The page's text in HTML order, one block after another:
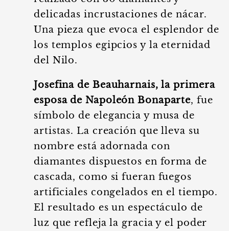
delicadas incrustaciones de nácar.
Una pieza que evoca el esplendor de
los templos egipcios y la eternidad
del Nilo.
Josefina de Beauharnais, la primera
esposa de Napoleón Bonaparte, fue
símbolo de elegancia y musa de
artistas. La creación que lleva su
nombre está adornada con
diamantes dispuestos en forma de
cascada, como si fueran fuegos
artificiales congelados en el tiempo.
El resultado es un espectáculo de
luz que refleja la gracia y el poder